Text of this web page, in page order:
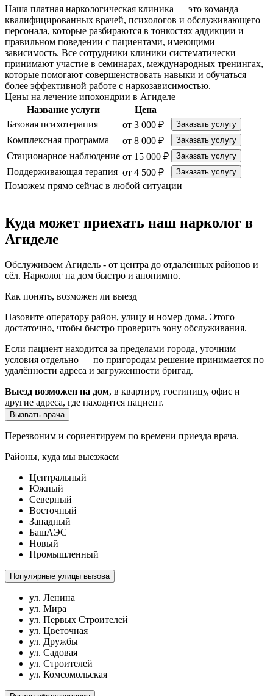
Наша платная наркологическая клиника — это команда
квалифицированных врачей, психологов и обслуживающего
персонала, которые разбираются в тонкостях аддикции и
правильном поведении с пациентами, имеющими
зависимость. Все сотрудники клиники систематически
принимают участие в семинарах, международных тренингах,
которые помогают совершенствовать навыки и обучаться
более эффективной работе с наркозависимостью.
Цены на лечение ипохондрии в Агиделе
Название услуги
Цена
Базовая психотерапия
от 3 000 ₽ Заказать услугу
Комплексная программа от 8 000 ₽ Заказать услугу
Стационарное наблюдение от 15 000 ₽ Заказать услугу
Поддерживающая терапия от 4 500 ₽ Заказать услугу
Поможем прямо сейчас в любой ситуации
Куда может приехать наш нарколог в
Агиделе
Обслуживаем Агидель - от центра до отдалённых районов и
сёл. Нарколог на дом быстро и анонимно.
Как понять, возможен ли выезд
Назовите оператору район, улицу и номер дома. Этого
достаточно, чтобы быстро проверить зону обслуживания.
Если пациент находится за пределами города, уточним
условия отдельно — по пригородам решение принимается по
удалённости адреса и загруженности бригад.
Выезд возможен на дом, в квартиру, гостиницу, офис и
другие адреса, где находится пациент.
Вызвать врача
Перезвоним и сориентируем по времени приезда врача.
Районы, куда мы выезжаем
Центральный
Южный
Северный
Восточный
Западный
БашАЭС
Новый
Промышленный
Популярные улицы вызова
ул. Ленина
ул. Мира
ул. Первых Строителей
ул. Цветочная
ул. Дружбы
ул. Садовая
ул. Строителей
ул. Комсомольская